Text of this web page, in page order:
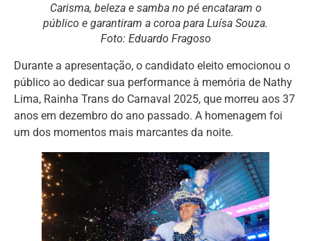
Carisma, beleza e samba no pé encataram o
público e garantiram a coroa para Luísa Souza.
Foto: Eduardo Fragoso
Durante a apresentação, o candidato eleito emocionou o
público ao dedicar sua performance à memória de Nathy
Lima, Rainha Trans do Carnaval 2025, que morreu aos 37
anos em dezembro do ano passado. A homenagem foi
um dos momentos mais marcantes da noite.